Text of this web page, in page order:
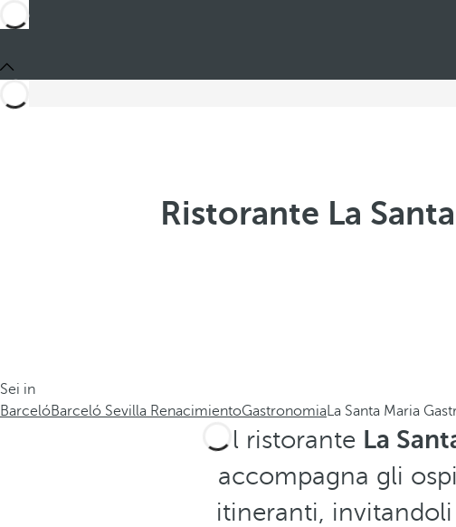
Ristorante La
Sei in
BarcelóBarceló Sevilla RenacimientoGastronomiaLa Santa Maria
Il ristorante La
accompagna gli
itineranti,